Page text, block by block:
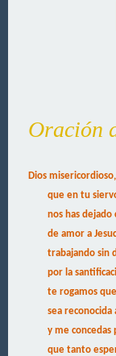
Oración
Dios misericordioso,
que en tu
nos has
de amor a
trabajando sin
por la
te rogamos
sea reconocida
y me
que tanto